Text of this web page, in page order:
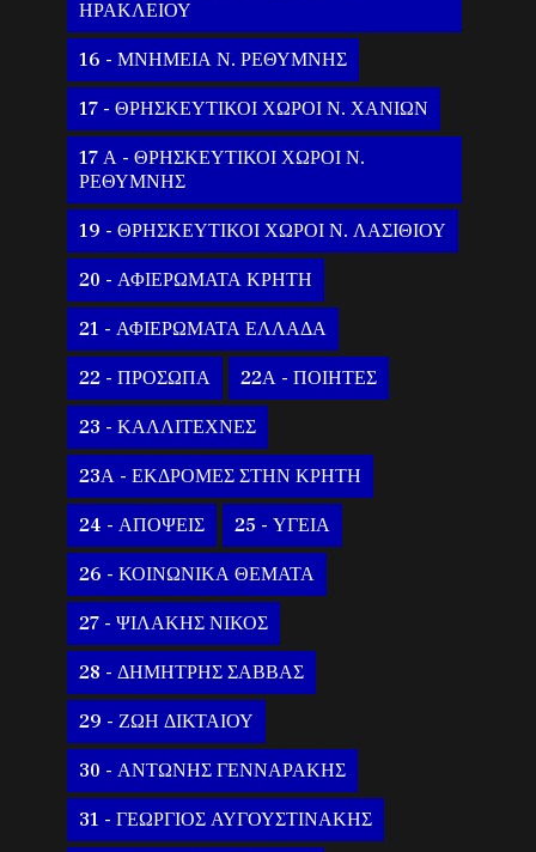
ΗΡΑΚΛΕΙΟΥ
16 - ΜΝΗΜΕΙΑ Ν. ΡΕΘΥΜΝΗΣ
17 - ΘΡΗΣΚΕΥΤΙΚΟΙ ΧΩΡΟΙ Ν. ΧΑΝΙΩΝ
17 Α - ΘΡΗΣΚΕΥΤΙΚΟΙ ΧΩΡΟΙ Ν.
ΡΕΘΥΜΝΗΣ
19 - ΘΡΗΣΚΕΥΤΙΚΟΙ ΧΩΡΟΙ Ν. ΛΑΣΙΘΙΟΥ
20 - ΑΦΙΕΡΩΜΑΤΑ ΚΡΗΤΗ
21 - ΑΦΙΕΡΩΜΑΤΑ ΕΛΛΑΔΑ
22 - ΠΡΟΣΩΠΑ 22Α - ΠΟΙΗΤΕΣ
23 - ΚΑΛΛΙΤΕΧΝΕΣ
23Α - ΕΚΔΡΟΜΕΣ ΣΤΗΝ ΚΡΗΤΗ
24 - ΑΠΟΨΕΙΣ 25 - ΥΓΕΙΑ
26 - ΚΟΙΝΩΝΙΚΑ ΘΕΜΑΤΑ
27 - ΨΙΛΑΚΗΣ ΝΙΚΟΣ
28 - ΔΗΜΗΤΡΗΣ ΣΑΒΒΑΣ
29 - ΖΩΗ ΔΙΚΤΑΙΟΥ
30 - ΑΝΤΩΝΗΣ ΓΕΝΝΑΡΑΚΗΣ
31 - ΓΕΩΡΓΙΟΣ ΑΥΓΟΥΣΤΙΝΑΚΗΣ